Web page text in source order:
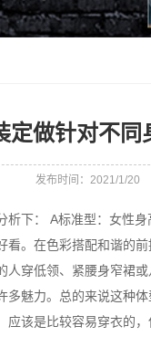
定做针对不同
发布时间：2021/1/20
下： A标准型：女性
。在色彩搭配和谐的
穿低领、紧腰身窄裙
魅力。总的来说这种
该是比较容易穿衣的